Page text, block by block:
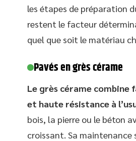
les étapes de préparation
restent le facteur
quel que soit le matériau
Pavés en grès cérame
Le grès cérame combine
et haute résistance à
bois, la pierre ou le béton
croissant. Sa maintenance